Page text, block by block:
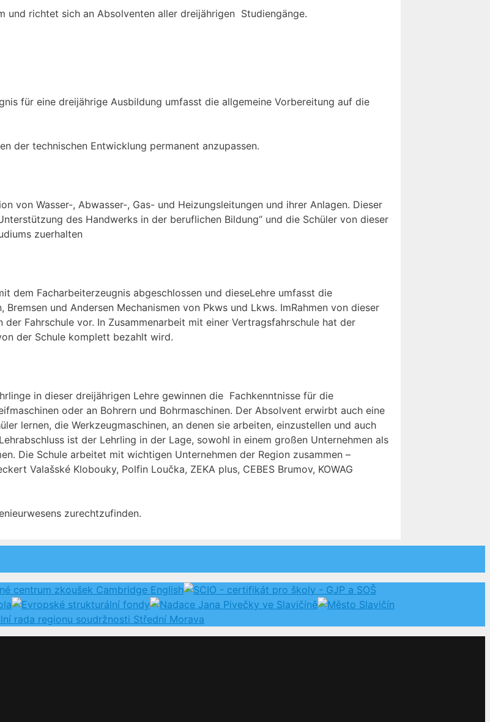
und richtet sich an Absolventen aller dreijährigen Studiengänge.
für eine dreijährige Ausbildung umfasst die allgemeine Vorbereitung auf die
der technischen Entwicklung permanent anzupassen.
von Wasser-, Abwasser-, Gas- und Heizungsleitungen und ihrer Anlagen. Dieser
des Handwerks in der beruflichen Bildung“ und die Schüler von dieser
zuerhalten
dem Facharbeiterzeugnis abgeschlossen und dieseLehre umfasst die
und Andersen Mechanismen von Pkws und Lkws. ImRahmen von dieser
Fahrschule vor. In Zusammenarbeit mit einer Vertragsfahrschule hat der
der Schule komplett bezahlt wird.
in dieser dreijährigen Lehre gewinnen die Fachkenntnisse für die
oder an Bohrern und Bohrmaschinen. Der Absolvent erwirbt auch eine
lernen, die Werkzeugmaschinen, an denen sie arbeiten, einzustellen und auch
ist der Lehrling in der Lage, sowohl in einem großen Unternehmen als
Die Schule arbeitet mit wichtigen Unternehmen der Region zusammen –
Valašské Klobouky, Polfin Loučka, ZEKA plus, CEBES Brumov, KOWAG
zurechtzufinden.